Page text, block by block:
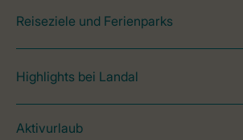
Reiseziele und Ferienparks
Highlights bei Landal
Aktivurlaub